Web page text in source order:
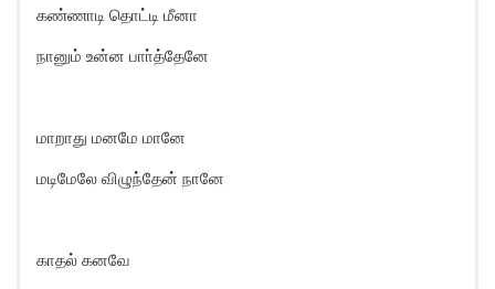
கண்ணாடி தொட்டி மீனா
நானும் உன்ன பாா்த்தேனே
மாறாது மனமே மானே
மடிமேலே விழுந்தேன் நானே
காதல் கனவே